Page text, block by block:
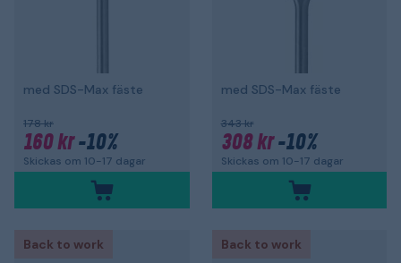
med SDS-Max fäste
178 kr
160 kr-10%
Skickas om 10-17 dagar
med SDS-Max fäste
343 kr
308 kr-10%
Skickas om 10-17 dagar
Back to work
Back to work